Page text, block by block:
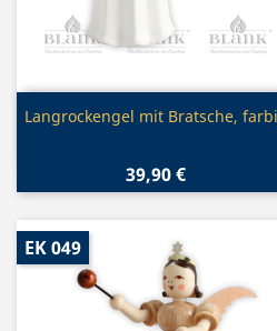
Vorschau
Langrockengel mit Bratsche,
39,90 €
EK 049